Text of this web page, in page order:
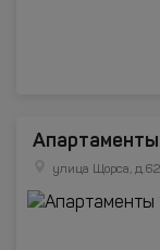
улица Щорса,